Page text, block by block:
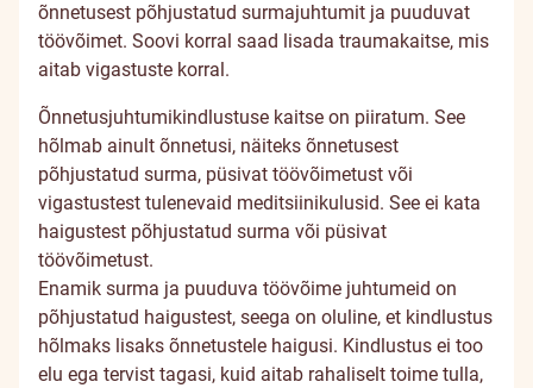
õnnetusest põhjustatud surmajuhtumit ja puuduvat
töövõimet. Soovi korral saad lisada traumakaitse, mis
aitab vigastuste korral.
Õnnetusjuhtumikindlustuse kaitse on piiratum. See
hõlmab ainult õnnetusi, näiteks õnnetusest
põhjustatud surma, püsivat töövõimetust või
vigastustest tulenevaid meditsiinikulusid. See ei kata
haigustest põhjustatud surma või püsivat
töövõimetust.
Enamik surma ja puuduva töövõime juhtumeid on
põhjustatud haigustest, seega on oluline, et kindlustus
hõlmaks lisaks õnnetustele haigusi. Kindlustus ei too
elu ega tervist tagasi, kuid aitab rahaliselt toime tulla,